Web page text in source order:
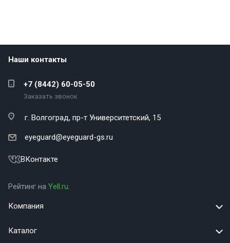
Наши контакты
+7 (8442) 60-05-50
Заказать звонок
г. Волгоград, пр-т Университетский, 15
eyeguard@eyeguard-gs.ru
ВКонтакте
Рейтинг на Yell.ru.
Компания
Каталог